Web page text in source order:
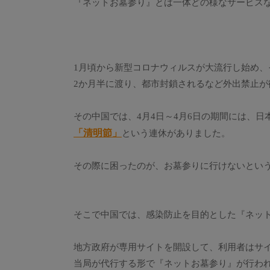
『ネットお墓参り』とは一体どの様なサービス
1月頃から新型コロナウィルスが大流行し始め
2か月半に渡り、都市封鎖されるなど外出禁止
その中国では、4月4日～4月6日の期間には、日
「清明節」 という連休がありました。
その際に困ったのが、お墓参りに行けないとい
そこで中国では、感染防止を目的とした『ネッ
地方政府が専用サイトを開設して、利用者はサ
当局が代行する形で『ネットお墓参り』が行わ